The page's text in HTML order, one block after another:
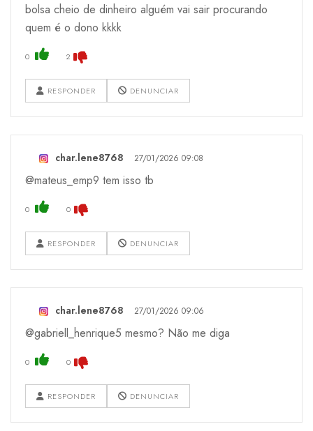
bolsa cheio de dinheiro alguém vai sair procurando
quem é o dono kkkk
0 2
RESPONDER DENUNCIAR
char.lene8768 27/01/2026 09:08
@mateus_emp9 tem isso tb
0 0
RESPONDER DENUNCIAR
char.lene8768 27/01/2026 09:06
@gabriell_henrique5 mesmo? Não me diga
0 0
RESPONDER DENUNCIAR